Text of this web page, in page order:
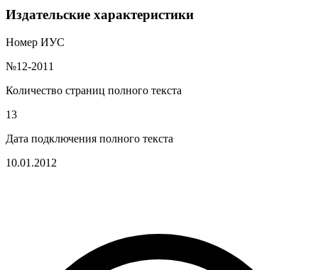
Издательские характеристики
Номер ИУС
№12-2011
Количество страниц полного текста
13
Дата подключения полного текста
10.01.2012